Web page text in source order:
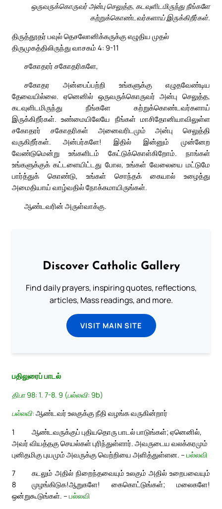
ஒருவருக்கொருவர் அன்பு செலுத்த, கடவுளிடமிருந்து நீங்களே
கற்றுக்கொண்டவர்களாய் இருக்கிறீர்கள்.
திருத்தூதர் பவுல் தெசலோனிக்கருக்கு எழுதிய முதல்
திருமுகத்திலிருந்து வாசகம் 4: 9-11
சகோதரர் சகோதரிகளே,
சகோதர அன்பைப்பற்றி உங்களுக்கு எழுதவேண்டிய
தேவையில்லை. ஏனெனில் ஒருவருக்கொருவர் அன்பு செலுத்த,
கடவுளிடமிருந்து நீங்களே கற்றுக்கொண்டவர்களாய்
இருக்கிறீர்கள். உண்மையிலேயே நீங்கள் மாசிதோனியாவிலுள்ள
சகோதரர் சகோதரிகள் அனைவரிடமும் அன்பு செலுத்தி
வருகிறீர்கள். அன்பர்களே! இதில் இன்னும் முன்னேற
வேண்டுமென்று உங்களிடம் கேட்டுக்கொள்கிறோம். நாங்கள்
உங்களுக்குக் கட்டளையிட்டது போல, உங்கள் வேலையை மட்டுமே
பார்த்துக் கொண்டு, உங்கள் சொந்தக் கையால் உழைத்து
அமைதியாய் வாழ்வதில் நோக்கமாயிருங்கள்.
ஆண்டவரின் அருள்வாக்கு.
Discover Catholic Gallery
Find daily prayers, inspiring quotes, reflections,
articles, Mass readings, and more.
VISIT MAIN SITE
பதிலுரைப் பாடல்
திபா 98: 1. 7-8. 9 (பல்லவி: 9b)
பல்லவி: ஆண்டவர் உலகுக்கு நீதி வழங்க வருகின்றார்
1
ஆண்டவருக்குப் புதியதொரு பாடல் பாடுங்கள்; ஏனெனில்,
அவர் வியத்தகு செயல்கள் புரிந்துள்ளார். அவருடைய வலக்கரமும்
புனிதமிகு புயமும் அவருக்கு வெற்றியை அளித்துள்ளன. – பல்லவி
7
கடலும் அதில் நிறைந்தவையும் உலகும் அதில் உறைபவையும்
முழங்கிடுக!
8
ஆறுகளே! கைகொட்டுங்கள்; மலைகளே!
ஒன்றுகூடுங்கள். – பல்லவி